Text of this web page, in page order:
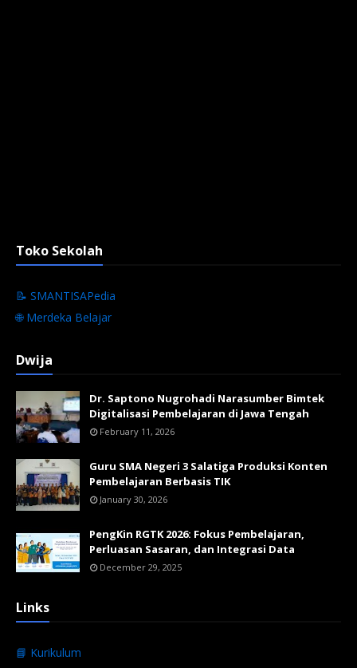
Toko Sekolah
📝 SMANTISAPedia
🌐 Merdeka Belajar
Dwija
Dr. Saptono Nugrohadi Narasumber Bimtek
Digitalisasi Pembelajaran di Jawa Tengah
February 11, 2026
Guru SMA Negeri 3 Salatiga Produksi Konten
Pembelajaran Berbasis TIK
January 30, 2026
PengKin RGTK 2026: Fokus Pembelajaran,
Perluasan Sasaran, dan Integrasi Data
December 29, 2025
Links
📘 Kurikulum